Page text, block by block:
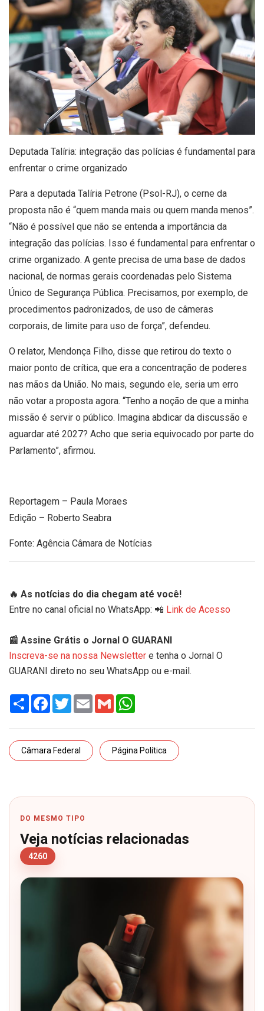
Deputada Talíria: integração das polícias é fundamental para
enfrentar o crime organizado
Para a deputada Talíria Petrone (Psol-RJ), o cerne da
proposta não é “quem manda mais ou quem manda menos”.
“Não é possível que não se entenda a importância da
integração das polícias. Isso é fundamental para enfrentar o
crime organizado. A gente precisa de uma base de dados
nacional, de normas gerais coordenadas pelo Sistema
Único de Segurança Pública. Precisamos, por exemplo, de
procedimentos padronizados, de uso de câmeras
corporais, de limite para uso de força”, defendeu.
O relator, Mendonça Filho, disse que retirou do texto o
maior ponto de crítica, que era a concentração de poderes
nas mãos da União. No mais, segundo ele, seria um erro
não votar a proposta agora. “Tenho a noção de que a minha
missão é servir o público. Imagina abdicar da discussão e
aguardar até 2027? Acho que seria equivocado por parte do
Parlamento”, afirmou.
Reportagem – Paula Moraes
Edição – Roberto Seabra
Fonte: Agência Câmara de Notícias
🔥 As notícias do dia chegam até você!
Entre no canal oficial no WhatsApp: 📲 Link de Acesso
📰 Assine Grátis o Jornal O GUARANI
Inscreva-se na nossa Newsletter e tenha o Jornal O
GUARANI direto no seu WhatsApp ou e-mail.
Share Facebook
TwitterEmail Gmail
Câmara Federal Página Política
DO MESMO TIPO
Veja notícias relacionadas
4260